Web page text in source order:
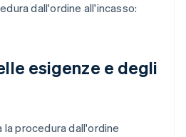
dall'ordine all'incasso:
esigenze e degli
procedura dall'ordine